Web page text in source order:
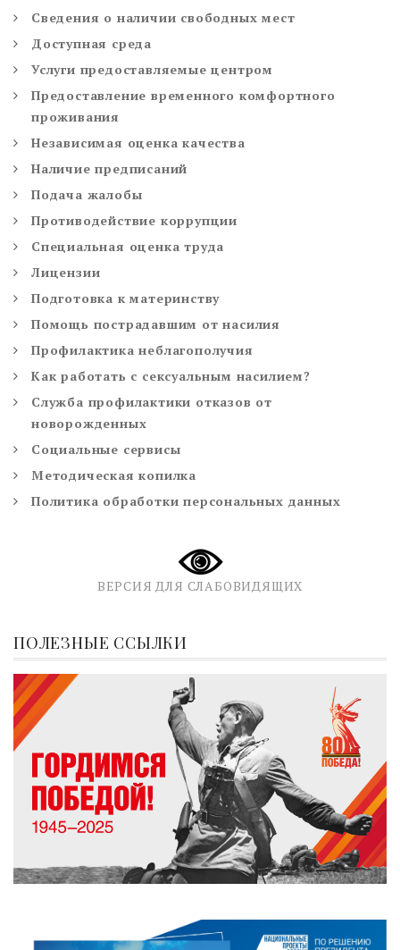
Сведения о наличии свободных мест
Доступная среда
Услуги предоставляемые центром
Предоставление временного комфортного
проживания
Независимая оценка качества
Наличие предписаний
Подача жалобы
Противодействие коррупции
Специальная оценка труда
Лицензии
Подготовка к материнству
Помощь пострадавшим от насилия
Профилактика неблагополучия
Как работать с сексуальным насилием?
Служба профилактики отказов от
новорожденных
Социальные сервисы
Методическая копилка
Политика обработки персональных данных
ВЕРСИЯ ДЛЯ СЛАБОВИДЯЩИХ
ПОЛЕЗНЫЕ ССЫЛКИ